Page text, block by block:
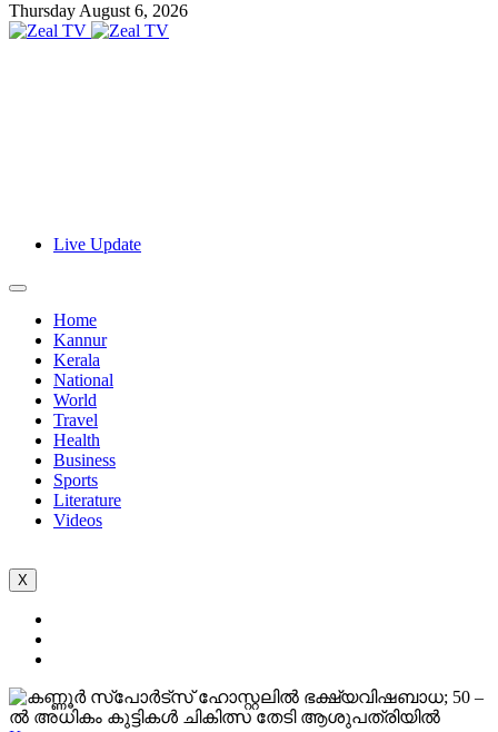
Thursday August 6, 2026
Live Update
Home
Kannur
Kerala
National
World
Travel
Health
Business
Sports
Literature
Videos
X